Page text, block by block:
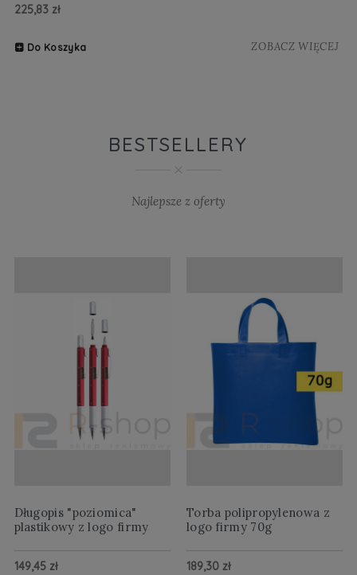
225,83 zł
Do Koszyka ZOBACZ WIĘCEJ
BESTSELLERY
Najlepsze z oferty
Długopis "poziomica"
plastikowy z logo firmy
149,45 zł
Torba polipropylenowa z
logo firmy 70g
189,30 zł